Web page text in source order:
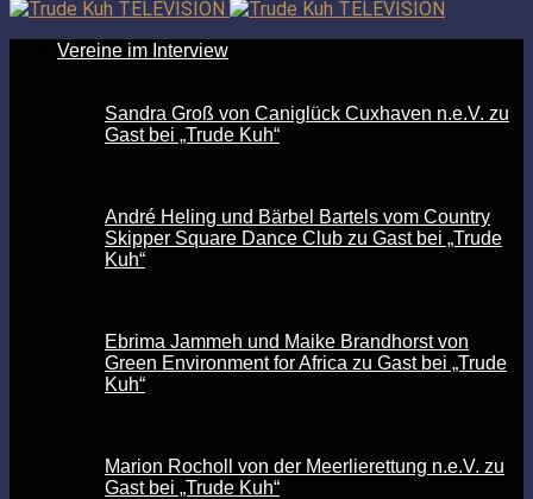
Vereine im Interview
Sandra Groß von Caniglück Cuxhaven n.e.V. zu
Gast bei „Trude Kuh“
André Heling und Bärbel Bartels vom Country
Skipper Square Dance Club zu Gast bei „Trude
Kuh“
Ebrima Jammeh und Maike Brandhorst von
Green Environment for Africa zu Gast bei „Trude
Kuh“
Marion Rocholl von der Meerlierettung n.e.V. zu
Gast bei „Trude Kuh“